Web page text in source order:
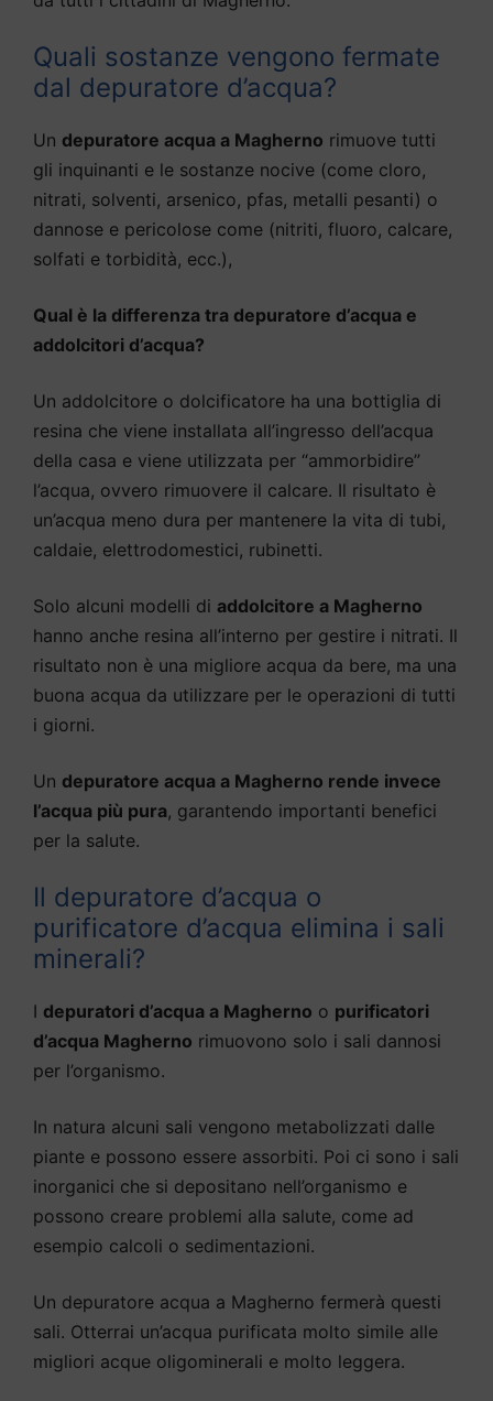
Quali sostanze vengono fermate
dal depuratore d’acqua?
Un depuratore acqua a Magherno rimuove tutti
gli inquinanti e le sostanze nocive (come cloro,
nitrati, solventi, arsenico, pfas, metalli pesanti) o
dannose e pericolose come (nitriti, fluoro, calcare,
solfati e torbidità, ecc.),
Qual è la differenza tra depuratore d’acqua e
addolcitori d’acqua?
Un addolcitore o dolcificatore ha una bottiglia di
resina che viene installata all’ingresso dell’acqua
della casa e viene utilizzata per “ammorbidire”
l’acqua, ovvero rimuovere il calcare. Il risultato è
un’acqua meno dura per mantenere la vita di tubi,
caldaie, elettrodomestici, rubinetti.
Solo alcuni modelli di addolcitore a Magherno
hanno anche resina all’interno per gestire i nitrati. Il
risultato non è una migliore acqua da bere, ma una
buona acqua da utilizzare per le operazioni di tutti
i giorni.
Un depuratore acqua a Magherno rende invece
l’acqua più pura, garantendo importanti benefici
per la salute.
Il depuratore d’acqua o
purificatore d’acqua elimina i sali
minerali?
I depuratori d’acqua a Magherno o purificatori
d’acqua Magherno rimuovono solo i sali dannosi
per l’organismo.
In natura alcuni sali vengono metabolizzati dalle
piante e possono essere assorbiti. Poi ci sono i sali
inorganici che si depositano nell’organismo e
possono creare problemi alla salute, come ad
esempio calcoli o sedimentazioni.
Un depuratore acqua a Magherno fermerà questi
sali. Otterrai un’acqua purificata molto simile alle
migliori acque oligominerali e molto leggera.